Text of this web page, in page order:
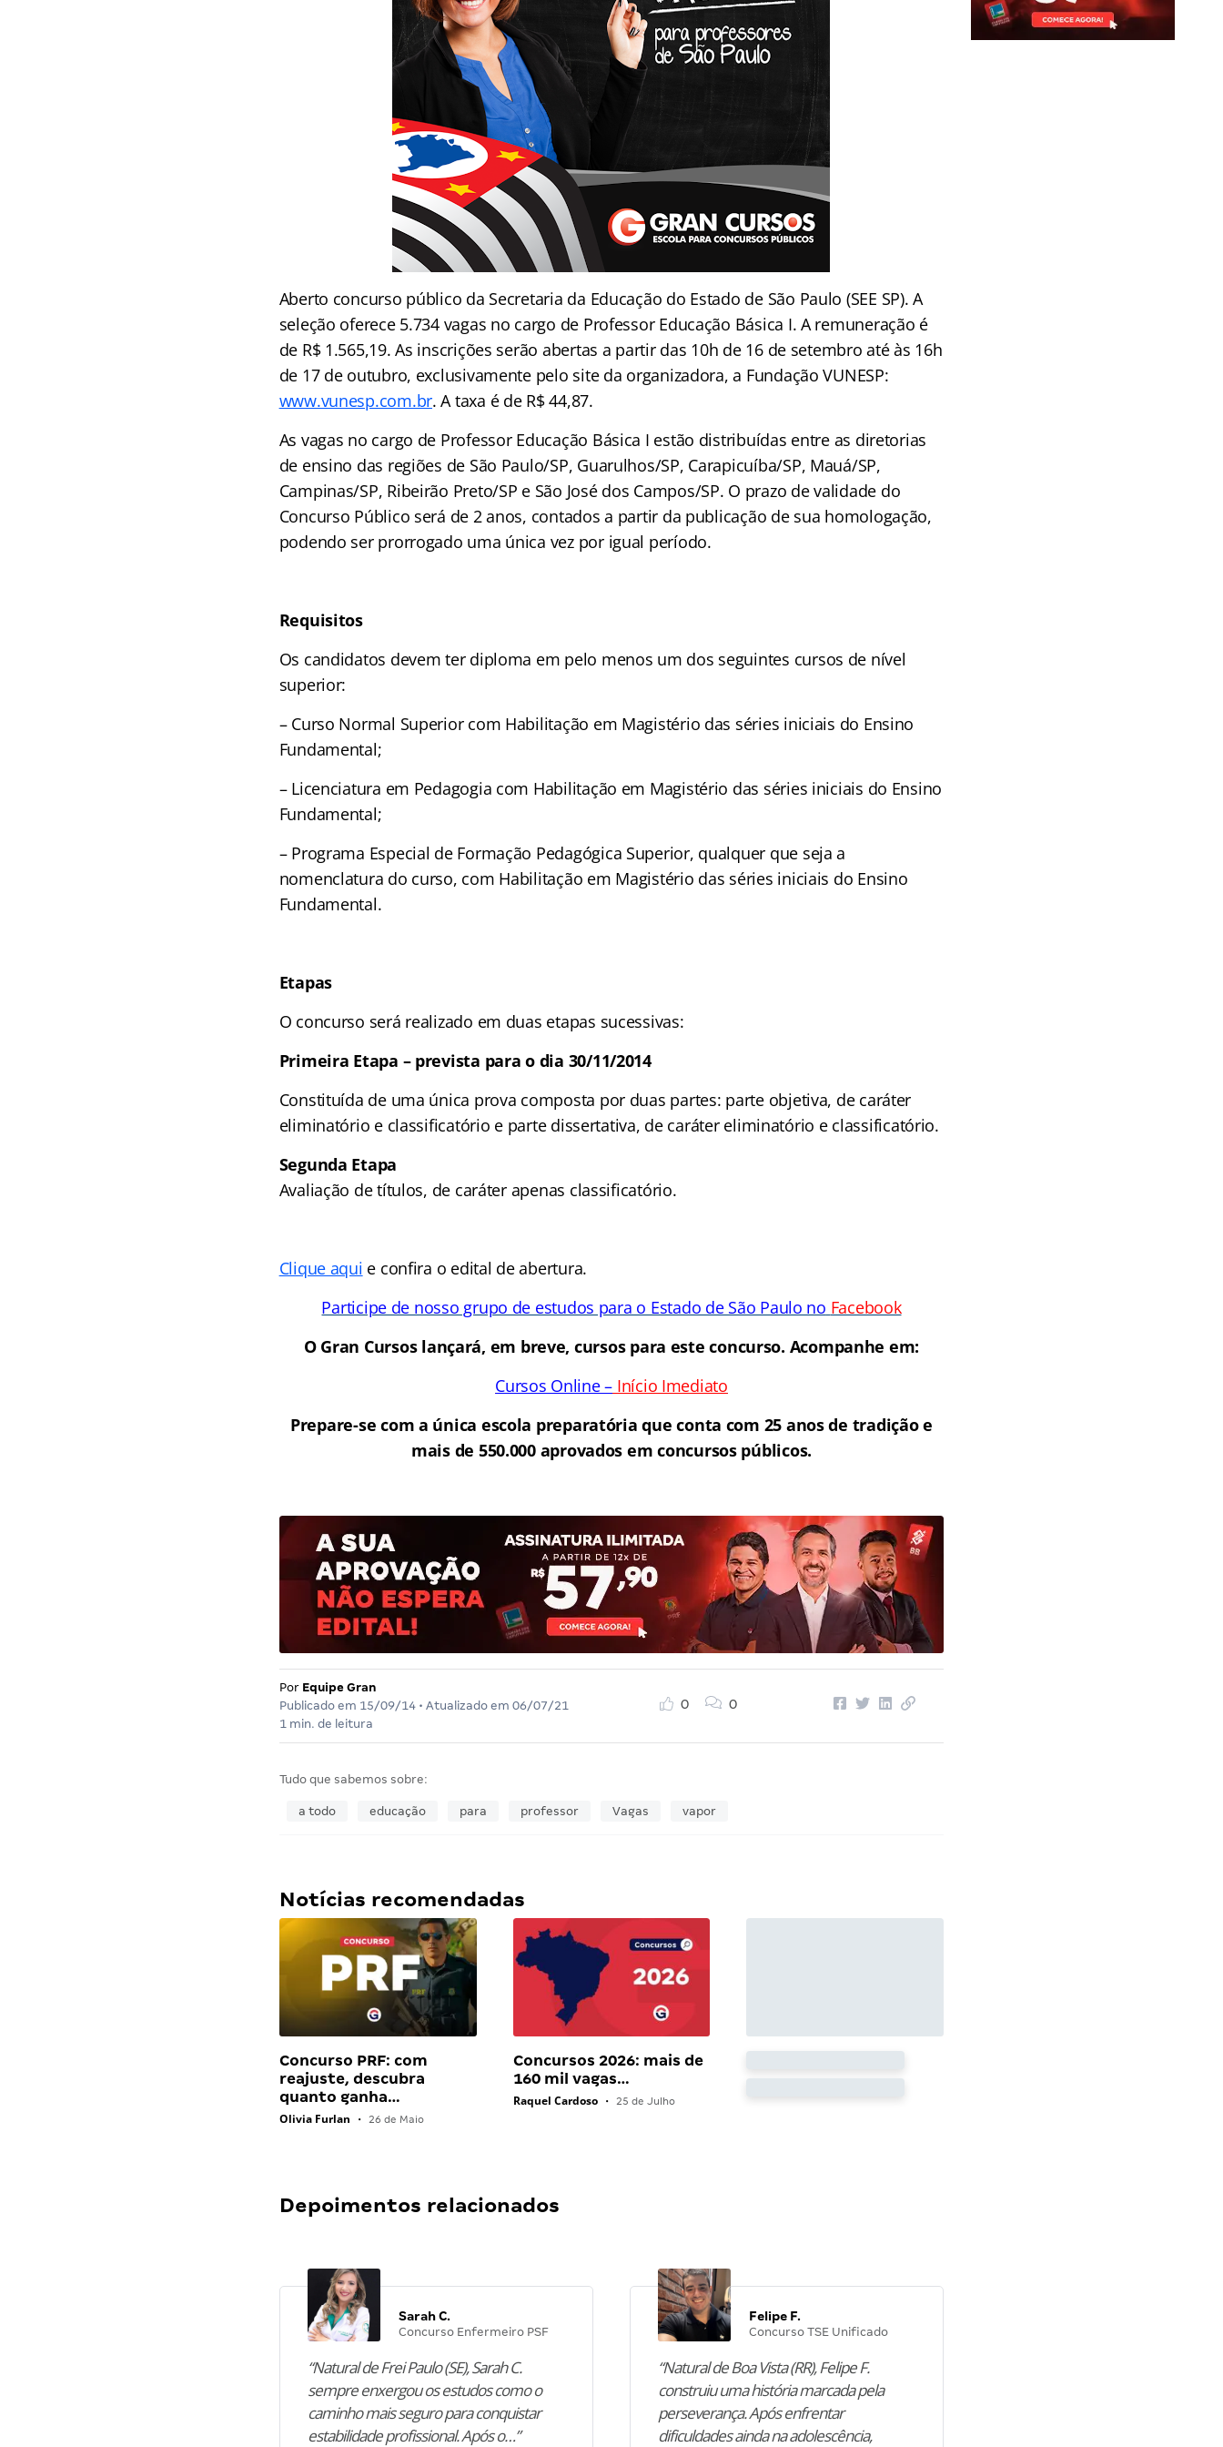
Aberto concurso público da Secretaria da Educação do Estado de São Paulo (SEE SP). A
seleção oferece 5.734 vagas no cargo de Professor Educação Básica I. A remuneração é
de R$ 1.565,19. As inscrições serão abertas a partir das 10h de 16 de setembro até às 16h
de 17 de outubro, exclusivamente pelo site da organizadora, a Fundação VUNESP:
www.vunesp.com.br. A taxa é de R$ 44,87.
As vagas no cargo de Professor Educação Básica I estão distribuídas entre as diretorias
de ensino das regiões de São Paulo/SP, Guarulhos/SP, Carapicuíba/SP, Mauá/SP,
Campinas/SP, Ribeirão Preto/SP e São José dos Campos/SP. O prazo de validade do
Concurso Público será de 2 anos, contados a partir da publicação de sua homologação,
podendo ser prorrogado uma única vez por igual período.
Requisitos
Os candidatos devem ter diploma em pelo menos um dos seguintes cursos de nível
superior:
– Curso Normal Superior com Habilitação em Magistério das séries iniciais do Ensino
Fundamental;
– Licenciatura em Pedagogia com Habilitação em Magistério das séries iniciais do Ensino
Fundamental;
– Programa Especial de Formação Pedagógica Superior, qualquer que seja a
nomenclatura do curso, com Habilitação em Magistério das séries iniciais do Ensino
Fundamental.
Etapas
O concurso será realizado em duas etapas sucessivas:
Primeira Etapa – prevista para o dia 30/11/2014
Constituída de uma única prova composta por duas partes: parte objetiva, de caráter
eliminatório e classificatório e parte dissertativa, de caráter eliminatório e classificatório.
Segunda Etapa
Avaliação de títulos, de caráter apenas classificatório.
Clique aqui e confira o edital de abertura.
Participe de nosso grupo de estudos para o Estado de São Paulo no Facebook
O Gran Cursos lançará, em breve, cursos para este concurso. Acompanhe em:
Cursos Online – Início Imediato
Prepare-se com a única escola preparatória que conta com 25 anos de tradição e
mais de 550.000 aprovados em concursos públicos.
Por Equipe Gran
Publicado em 15/09/14• Atualizado em 06/07/21
1 min. de leitura
0 0
Tudo que sabemos sobre:
a todo educação para professor Vagas vapor
Notícias recomendadas
Concurso PRF: com
reajuste, descubra
quanto ganha…
Olivia Furlan • 26 de Maio
Concursos 2026: mais de
160 mil vagas…
Raquel Cardoso • 25 de Julho
Depoimentos relacionados
Sarah C.
Concurso Enfermeiro PSF
“Natural de Frei Paulo (SE), Sarah C.
sempre enxergou os estudos como o
caminho mais seguro para conquistar
estabilidade profissional. Após o…”
Felipe F.
Concurso TSE Unificado
“Natural de Boa Vista (RR), Felipe F.
construiu uma história marcada pela
perseverança. Após enfrentar
dificuldades ainda na adolescência,